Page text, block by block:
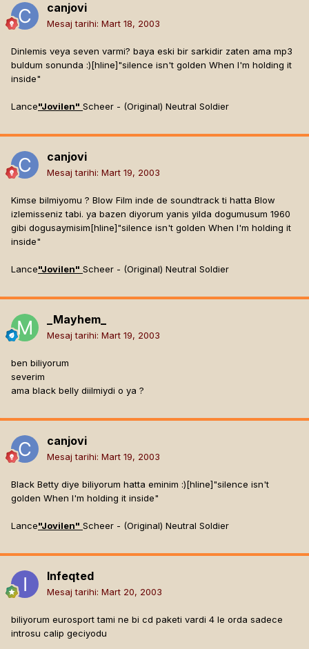
canjovi
Mesaj tarihi: Mart 18, 2003
Dinlemis veya seven varmi? baya eski bir sarkidir zaten ama mp3
buldum sonunda :)[hline]"silence isn't golden When I'm holding it
inside"
Lance"Jovilen" Scheer - (Original) Neutral Soldier
canjovi
Mesaj tarihi: Mart 19, 2003
Kimse bilmiyomu ? Blow Film inde de soundtrack ti hatta Blow
izlemisseniz tabi. ya bazen diyorum yanis yilda dogumusum 1960
gibi dogusaymisim[hline]"silence isn't golden When I'm holding it
inside"
Lance"Jovilen" Scheer - (Original) Neutral Soldier
_Mayhem_
Mesaj tarihi: Mart 19, 2003
ben biliyorum
severim
ama black belly diilmiydi o ya ?
canjovi
Mesaj tarihi: Mart 19, 2003
Black Betty diye biliyorum hatta eminim :)[hline]"silence isn't
golden When I'm holding it inside"
Lance"Jovilen" Scheer - (Original) Neutral Soldier
Infeqted
Mesaj tarihi: Mart 20, 2003
biliyorum eurosport tami ne bi cd paketi vardi 4 le orda sadece
introsu calip geciyodu